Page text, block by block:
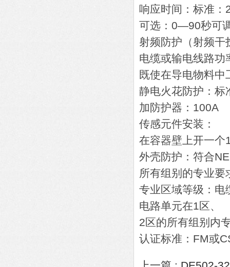
响应时间：标准：
可选：0—90秒可
射频防护（射频干
电缆或输电线路功
既使在导电物料
静电火花防护：标
加防护器：100A
传感元件安装：
在容器壁上开一个
外壳防护：符合
所有组别的专业要
专业区域等级：电
电路单元在1区、
2区的所有组别内
认证标准：FM或